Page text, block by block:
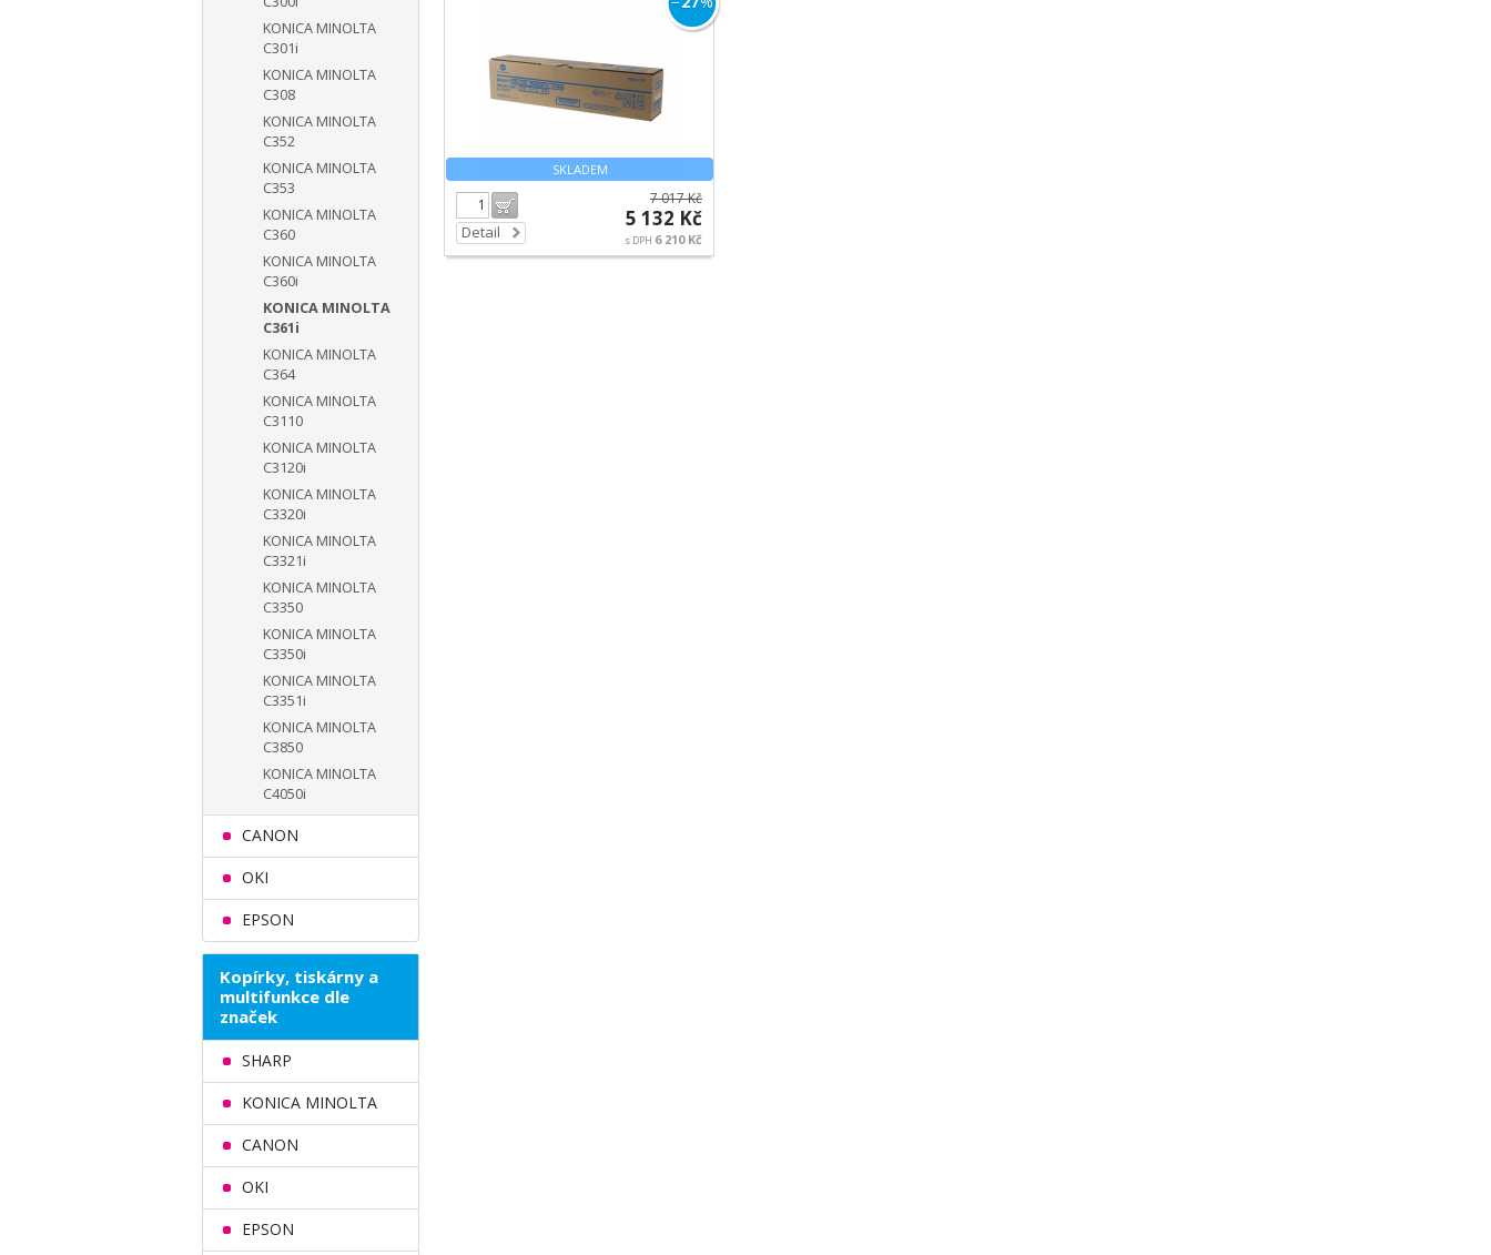
SKLADEM
Detail
7 017 Kč
5 132 Kč
s DPH 6 210 Kč
KONICA MINOLTA
C301i
KONICA MINOLTA
C308
KONICA MINOLTA
C352
KONICA MINOLTA
C353
KONICA MINOLTA
C360
KONICA MINOLTA
C360i
KONICA MINOLTA
C361i
KONICA MINOLTA
C364
KONICA MINOLTA
C3110
KONICA MINOLTA
C3120i
KONICA MINOLTA
C3320i
KONICA MINOLTA
C3321i
KONICA MINOLTA
C3350
KONICA MINOLTA
C3350i
KONICA MINOLTA
C3351i
KONICA MINOLTA
C3850
KONICA MINOLTA
C4050i
CANON
OKI
EPSON
Kopírky, tiskárny a
multifunkce dle
značek
SHARP
KONICA MINOLTA
CANON
OKI
EPSON